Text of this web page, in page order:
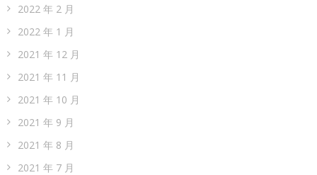
2022 年 2 月
2022 年 1 月
2021 年 12 月
2021 年 11 月
2021 年 10 月
2021 年 9 月
2021 年 8 月
2021 年 7 月